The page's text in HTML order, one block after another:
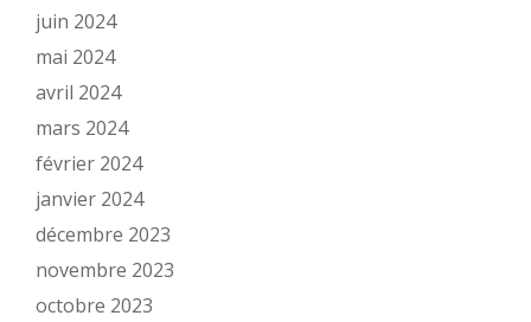
juin 2024
mai 2024
avril 2024
mars 2024
février 2024
janvier 2024
décembre 2023
novembre 2023
octobre 2023